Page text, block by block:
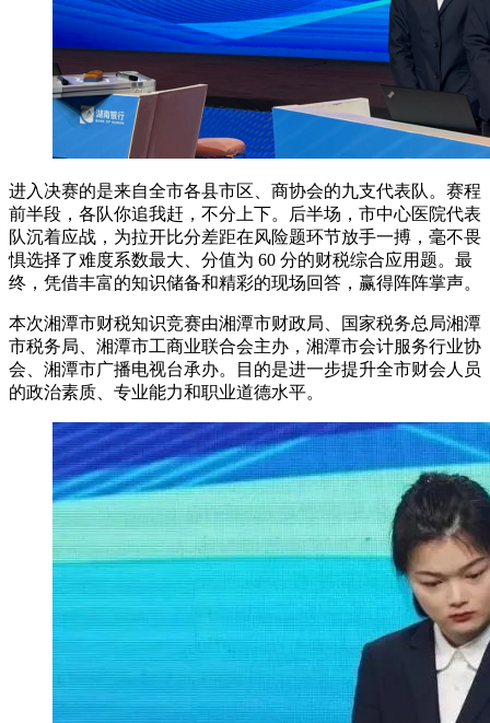
进入决赛的是来自全市各县市区、商协会的九支代表队。赛程
前半段，各队你追我赶，不分上下。后半场，市中心医院代表
队沉着应战，为拉开比分差距在风险题环节放手一搏，毫不畏
惧选择了难度系数最大、分值为 60 分的财税综合应用题。最
终，凭借丰富的知识储备和精彩的现场回答，赢得阵阵掌声。
本次湘潭市财税知识竞赛由湘潭市财政局、国家税务总局湘潭
市税务局、湘潭市工商业联合会主办，湘潭市会计服务行业协
会、湘潭市广播电视台承办。目的是进一步提升全市财会人员
的政治素质、专业能力和职业道德水平。